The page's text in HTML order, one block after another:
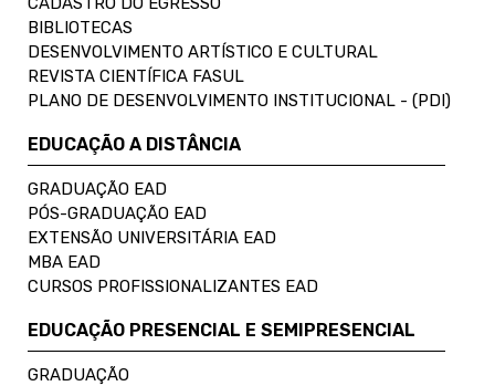
BIBLIOTECAS
DESENVOLVIMENTO ARTÍSTICO E CULTURAL
REVISTA CIENTÍFICA FASUL
PLANO DE DESENVOLVIMENTO INSTITUCIONAL - (PDI)
EDUCAÇÃO A DISTÂNCIA
GRADUAÇÃO EAD
PÓS-GRADUAÇÃO EAD
EXTENSÃO UNIVERSITÁRIA EAD
MBA EAD
CURSOS PROFISSIONALIZANTES EAD
EDUCAÇÃO PRESENCIAL E SEMIPRESENCIAL
GRADUAÇÃO